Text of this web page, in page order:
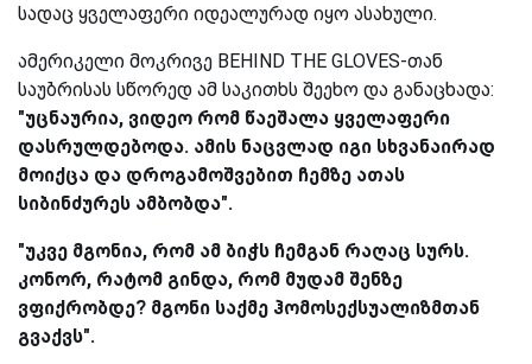
სადაც ყველაფერი იდეალურად იყო ასახული.
ამერიკელი მოკრივე BEHIND THE GLOVES-თან
საუბრისას სწორედ ამ საკითხს შეეხო და განაცხადა:
"უცნაურია, ვიდეო რომ წაეშალა ყველაფერი
დასრულდებოდა. ამის ნაცვლად იგი სხვანაირად
მოიქცა და დროგამოშვებით ჩემზე ათას
სიბინძურეს ამბობდა".
"უკვე მგონია, რომ ამ ბიჭს ჩემგან რაღაც სურს.
კონორ, რატომ გინდა, რომ მუდამ შენზე
ვფიქრობდე? მგონი საქმე ჰომოსექსუალიზმთან
გვაქვს".